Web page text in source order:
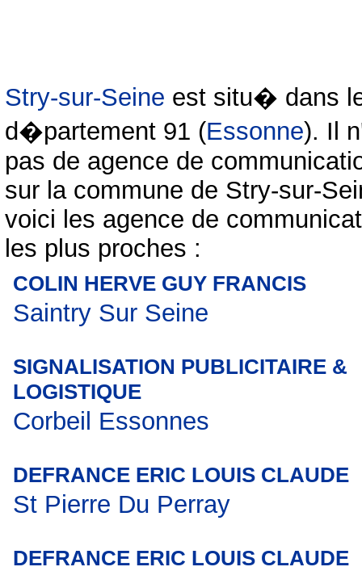
Stry-sur-Seine est situ� dans
d�partement 91 (Essonne). Il
pas de agence de
sur la commune de Stry-sur-
voici les agence de
les plus proches :
COLIN HERVE GUY FRANCIS
Saintry Sur Seine
SIGNALISATION PUBLICITAIRE &
LOGISTIQUE
Corbeil Essonnes
DEFRANCE ERIC LOUIS CLAUDE
St Pierre Du Perray
DEFRANCE ERIC LOUIS CLAUDE